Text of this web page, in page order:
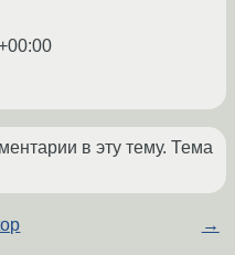
в эту тему. Тема
→